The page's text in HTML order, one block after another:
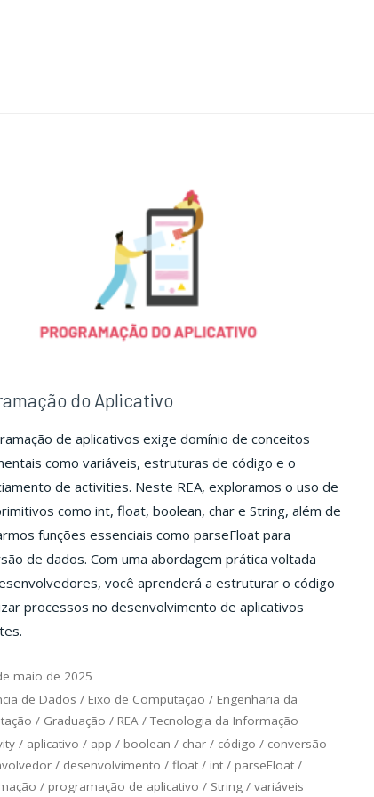
do Aplicativo
de aplicativos exige domínio de conceitos
como variáveis, estruturas de código e o
de activities. Neste REA, exploramos o uso de
como int, float, boolean, char e String, além de
funções essenciais como parseFloat para
de dados. Com uma abordagem prática voltada
você aprenderá a estruturar o código
processos no desenvolvimento de aplicativos
maio de 2025
de Dados / Eixo de Computação / Engenharia da
/ Graduação / REA/Tecnologia da Informação
/ aplicativo / app / boolean / char / código / conversão
/ desenvolvimento / float/ int/ parseFloat/
/ programação de aplicativo / String/ variáveis